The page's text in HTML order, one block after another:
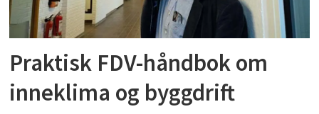
Praktisk FDV-håndbok om
inneklima og byggdrift